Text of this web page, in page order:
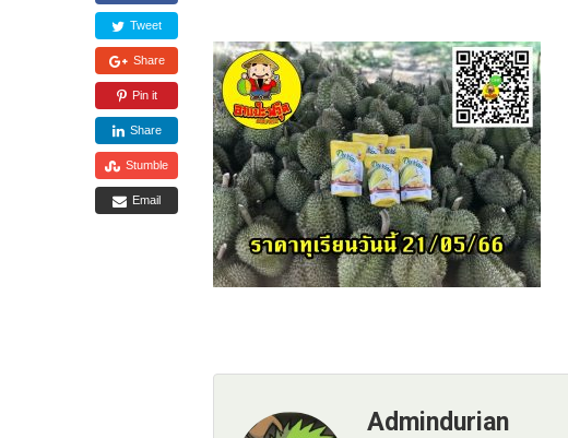
Tweet
Share
Pin it
Share
Stumble
Email
Admindurian